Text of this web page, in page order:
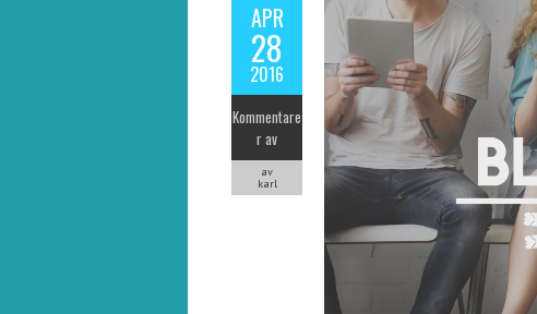
APR
28
2016
Kommentare
r av
av
karl